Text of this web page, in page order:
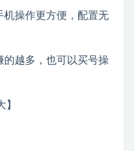
操作更方便，配置无
越多，也可以买号操